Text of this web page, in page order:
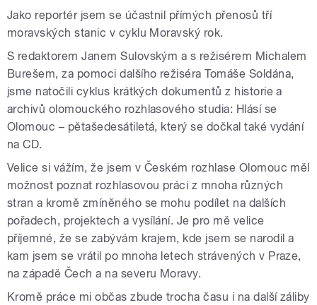
Jako reportér jsem se účastnil přímých přenosů tří
moravských stanic v cyklu Moravský rok.
S redaktorem Janem Sulovským a s režisérem Michalem
Burešem, za pomoci dalšího režiséra Tomáše Soldána,
jsme natočili cyklus krátkých dokumentů z historie a
archivů olomouckého rozhlasového studia: Hlásí se
Olomouc – pětašedesátiletá, který se dočkal také vydání
na CD.
Velice si vážím, že jsem v Českém rozhlase Olomouc měl
možnost poznat rozhlasovou práci z mnoha různých
stran a kromě zmíněného se mohu podílet na dalších
pořadech, projektech a vysílání. Je pro mě velice
příjemné, že se zabývám krajem, kde jsem se narodil a
kam jsem se vrátil po mnoha letech strávených v Praze,
na západě Čech a na severu Moravy.
Kromě práce mi občas zbude trocha času i na další záliby